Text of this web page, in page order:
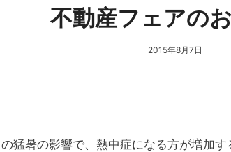
不動産フェアの
2015年8月7日
猛暑の影響で、熱中症になる方が増加す